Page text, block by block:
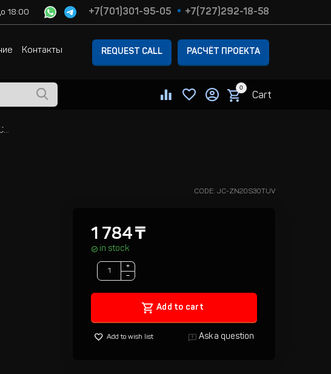
18:00 +7(701)301-95-05 +7(727)292-18-58
Контакты REQUEST CALL РАСЧЁТ ПРОЕКТА
0
Cart
Клэмп JC-ZN20S30TUV GUANG ZHOU JIE CHENG
CODE: JC-ZN20S30TUV
1 784₸
in stock
+
−
Add to cart
Add to wish list Ask a question